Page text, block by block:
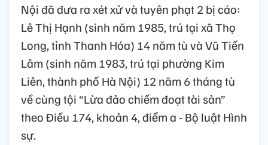
Nội đã đưa ra xét xử và tuyên phạt 2 bị cáo:
Lê Thị Hạnh (sinh năm 1985, trú tại xã Thọ
Long, tỉnh Thanh Hóa) 14 năm tù và Vũ Tiến
Lâm (sinh năm 1983, trú tại phường Kim
Liên, thành phố Hà Nội) 12 năm 6 tháng tù
về cùng tội “Lừa đảo chiếm đoạt tài sản”
theo Điều 174, khoản 4, điểm a - Bộ luật Hình
sự.